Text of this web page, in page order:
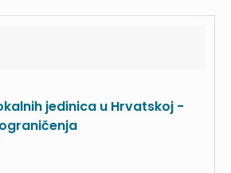
jedinica u Hrvatskoj -